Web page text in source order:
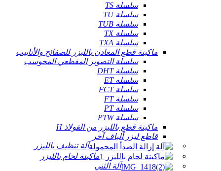
سلسلة TS
سلسلة TU
سلسلة TUB
سلسلة TX
سلسلة TXA
ماكينة قطع المعادن بالليزر للصفائح والأنابيب
سلسلة التصوير المقطعي المحوسب
سلسلة DHT
سلسلة ET
سلسلة FCT
سلسلة FT
سلسلة PT
سلسلة PTW
ماكينة قطع بالليزر من الفولاذ H
قاطع ليزر ألياف آخر
آلة تنظيف بالليزر
ماكينة لحام بالليزر
آلة الثني